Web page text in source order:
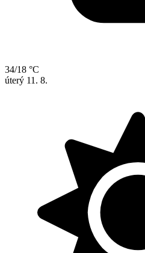
34/18 °C
úterý 11. 8.